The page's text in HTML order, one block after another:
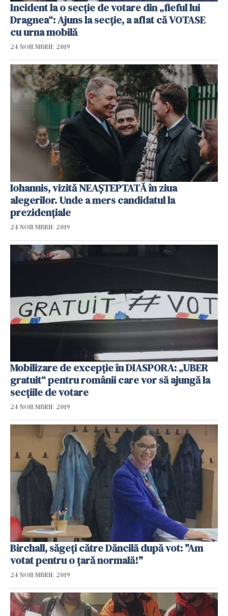
Incident la o secție de votare din „fieful lui
Dragnea“: Ajuns la secție, a aflat că VOTASE
cu urna mobilă
24 NOIEMBRIE 2019
Iohannis, vizită NEAȘTEPTATĂ în ziua
alegerilor. Unde a mers candidatul la
prezidențiale
24 NOIEMBRIE 2019
Mobilizare de excepție în DIASPORA: „UBER
gratuit“ pentru românii care vor să ajungă la
secțiile de votare
24 NOIEMBRIE 2019
Birchall, săgeți către Dăncilă după vot: "Am
votat pentru o țară normală!"
24 NOIEMBRIE 2019